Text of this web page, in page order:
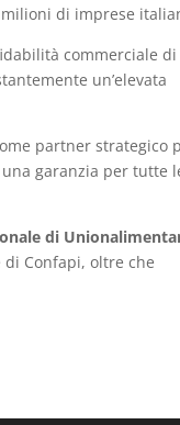
di imprese
commerciale di
un’elevata
partner strategico
garanzia per tutte
di
Confapi, oltre che